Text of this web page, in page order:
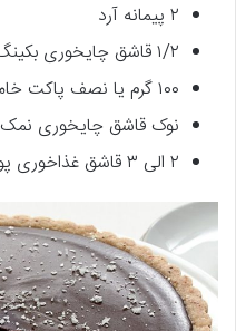
۲ پیمانه آرد
۱/۲ قاشق چایخوری بکینگ پودر
۱۰۰ گرم یا نصف پاکت خامه صبحانه
نوک قاشق چایخوری نمک
۲ الی ۳ قاشق غذاخوری پودر شکر یا پودر قند